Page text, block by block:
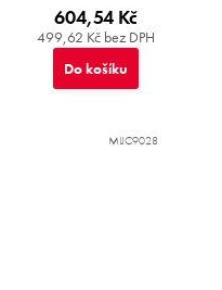
499,62 Kč bez DPH
604,54 Kč
Do košíku
MIJC9028